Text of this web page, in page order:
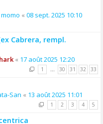
« 08 sept. 2025 10:10
Cabrera, rempl.
« 17 août 2025 12:20
1 … 30 31 32 33
San « 13 août 2025 11:01
1 2 3 4 5